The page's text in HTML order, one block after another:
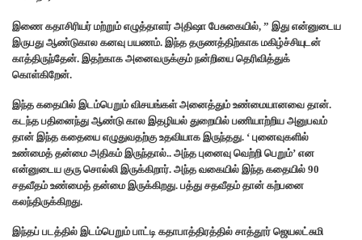
இணை கதாசிரியர் மற்றும் எழுத்தாளர் அதிஷா பேசுகையில், ” இது என்னுடைய
இருபது ஆண்டுகால கனவு பயணம். இந்த தருணத்திற்காக மகிழ்ச்சியுடன்
காத்திருந்தேன்.‌ இதற்காக அனைவருக்கும் நன்றியை தெரிவித்துக்
கொள்கிறேன்.
இந்த கதையில் இடம்பெறும் விசயங்கள் அனைத்தும் உண்மையானவை தான்.
கடந்த பதினைந்து ஆண்டு கால இதழியல் துறையில் பணியாற்றிய அனுபவம்
தான் இந்த கதையை எழுதுவதற்கு உதவியாக இருந்தது. ‘ புனைவுகளில்
உண்மைத் தன்மை அதிகம் இருந்தால்.. அந்த புனைவு வெற்றி பெறும்’ என
என்னுடைய குரு சொல்லி இருக்கிறார். அந்த வகையில் இந்த கதையில் 90
சதவீதம் உண்மைத் தன்மை இருக்கிறது. பத்து சதவீதம் தான் கற்பனை
கலந்திருக்கிறது.
இந்தப் படத்தில் இடம்பெறும் பாட்டி கதாபாத்திரத்தில் சாத்தூர் ஜெயலட்சுமி